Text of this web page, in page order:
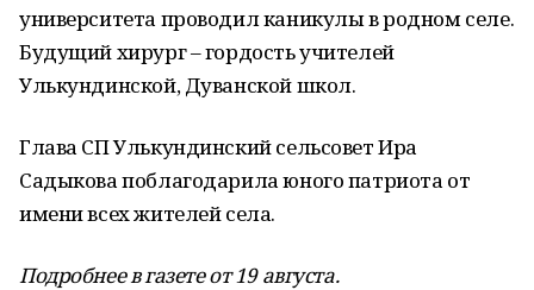
университета проводил каникулы в родном селе.
Будущий хирург – гордость учителей
Улькундинской, Дуванской школ.
Глава СП Улькундинский сельсовет Ира
Садыкова поблагодарила юного патриота от
имени всех жителей села.
Подробнее в газете от 19 августа.